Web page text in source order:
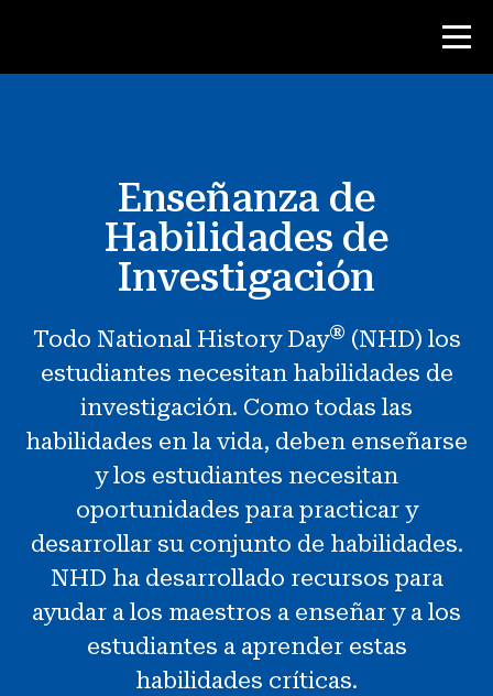
Recursos para maestros
Herramientas para el aula
institutos
Enseñanza de Habilidades de
Investigación
Asesoramiento a estudiantes de NHD
Noticias y Eventos
®
Involucrarse
Enseñanza de
Habilidades de
Investigación
Todo National History Day® (NHD) los
estudiantes necesitan habilidades de
investigación. Como todas las
habilidades en la vida, deben enseñarse
y los estudiantes necesitan
oportunidades para practicar y
desarrollar su conjunto de habilidades.
NHD ha desarrollado recursos para
ayudar a los maestros a enseñar y a los
estudiantes a aprender estas
habilidades críticas.